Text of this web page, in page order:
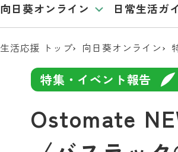
向日葵オンライン 日常生活ガ
生活応援 トップ 向日葵オンライン
特集・イベント報告
Ostomate